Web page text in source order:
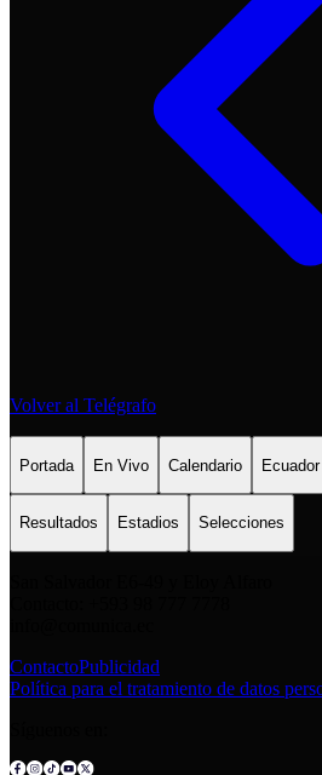
Volver al Telégrafo
Portada En Vivo Calendario Ecuador
Resultados Estadios Selecciones
ContactoPublicidad
Política para el tratamiento de datos